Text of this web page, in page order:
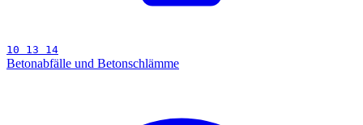
10 13 14
Betonabfälle und Betonschlämme